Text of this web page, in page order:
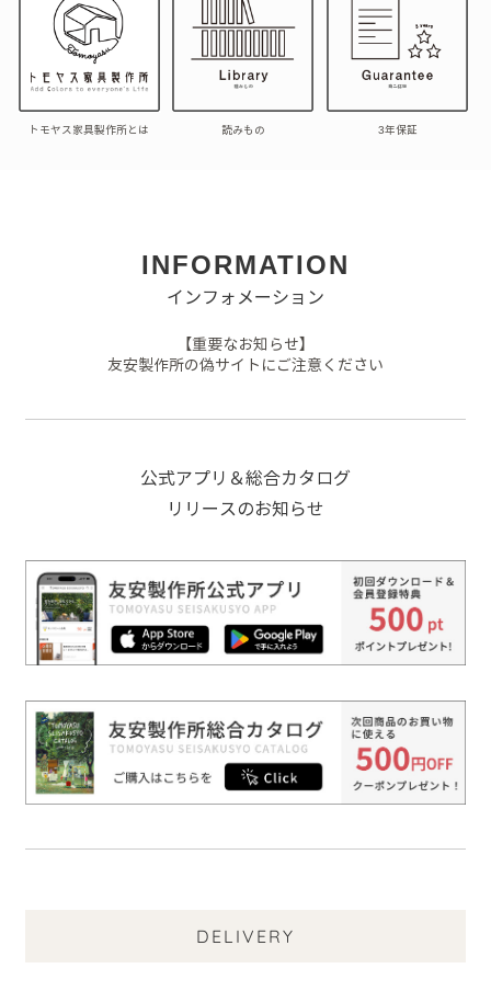
トモヤス家具製作所とは 読みもの 3年保証
INFORMATION
インフォメーション
【重要なお知らせ】
友安製作所の偽サイトにご注意ください
公式アプリ＆総合カタログ
リリースのお知らせ
DELIVERY